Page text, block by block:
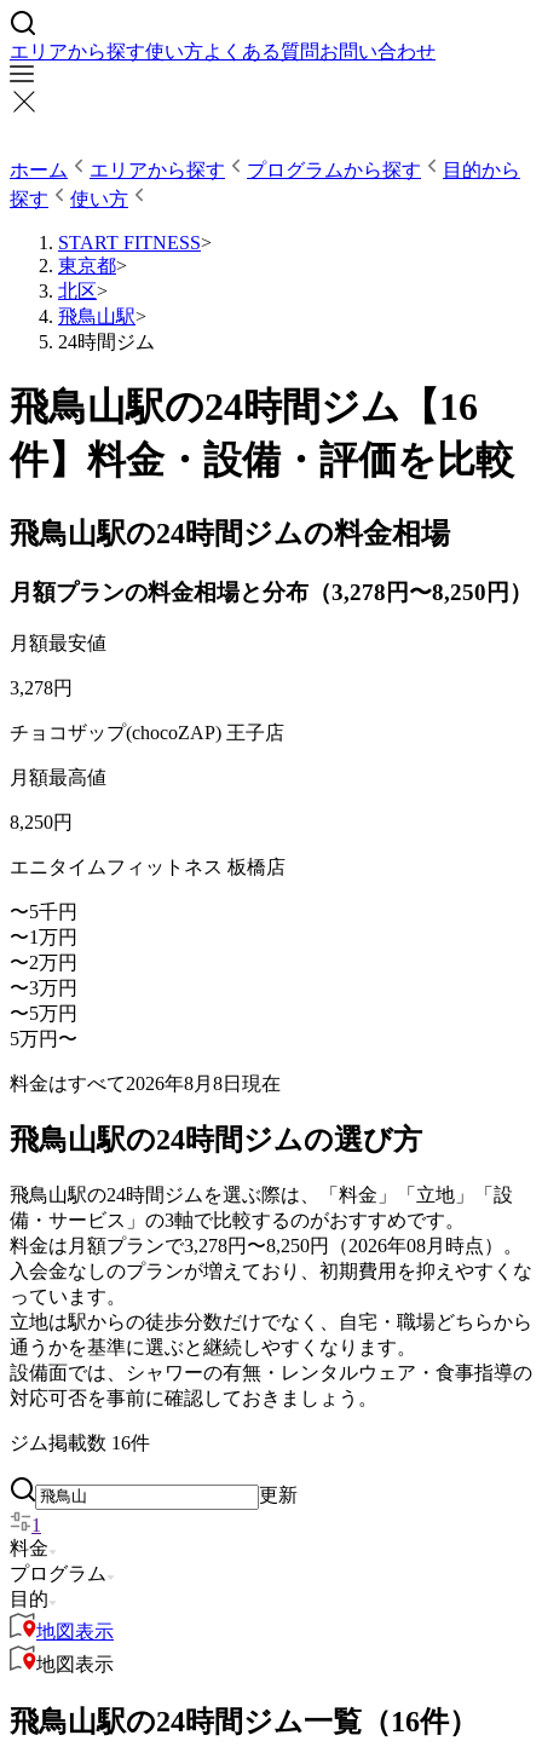
エリアから探す使い方よくある質問お問い合わせ
ホーム エリアから探す プログラムから探す
目的から
探す
使い方
START FITNESS>
東京都>
北区>
飛鳥山駅>
24時間ジム
飛鳥山駅の24時間ジム【16
件】料金・設備・評価を比較
飛鳥山駅の24時間ジムの料金相場
月額プランの料金相場と分布（3,278円〜8,250円）
月額最安値
3,278円
チョコザップ(chocoZAP) 王子店
月額最高値
8,250円
エニタイムフィットネス 板橋店
〜5千円
〜1万円
〜2万円
〜3万円
〜5万円
5万円〜
料金はすべて2026年8月8日 現在
飛鳥山駅の24時間ジムの選び方
飛鳥山駅の24時間ジムを選ぶ際は、「料金」「立地」「設
備・サービス」の3軸で比較するのがおすすめです。
料金は月額プランで3,278円〜8,250円（2026年08月時点）。
入会金なしのプランが増えており、初期費用を抑えやすくな
っています。
立地は駅からの徒歩分数だけでなく、自宅・職場どちらから
通うかを基準に選ぶと継続しやすくなります。
設備面では、シャワーの有無・レンタルウェア・食事指導の
対応可否を事前に確認しておきましょう。
ジム掲載数 16件
更新
1
料金
プログラム
目的
地図表示
地図表示
飛鳥山駅の24時間ジム一覧（16件）